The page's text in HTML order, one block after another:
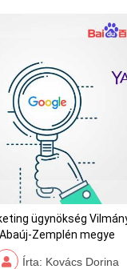
ügynökség
Abaúj-Zemplén megye
Írta: Kovács Dorina